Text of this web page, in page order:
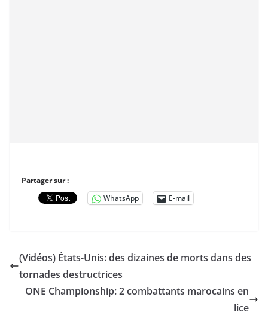
Partager sur :
WhatsApp
E-mail
(Vidéos) États-Unis: des dizaines de morts dans des
tornades destructrices
ONE Championship: 2 combattants marocains en
lice